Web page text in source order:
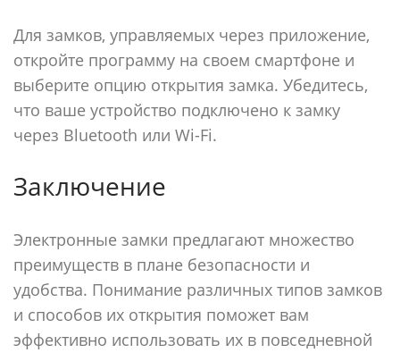
Для замков, управляемых через приложение,
откройте программу на своем смартфоне и
выберите опцию открытия замка. Убедитесь,
что ваше устройство подключено к замку
через Bluetooth или Wi-Fi.
Заключение
Электронные замки предлагают множество
преимуществ в плане безопасности и
удобства. Понимание различных типов замков
и способов их открытия поможет вам
эффективно использовать их в повседневной